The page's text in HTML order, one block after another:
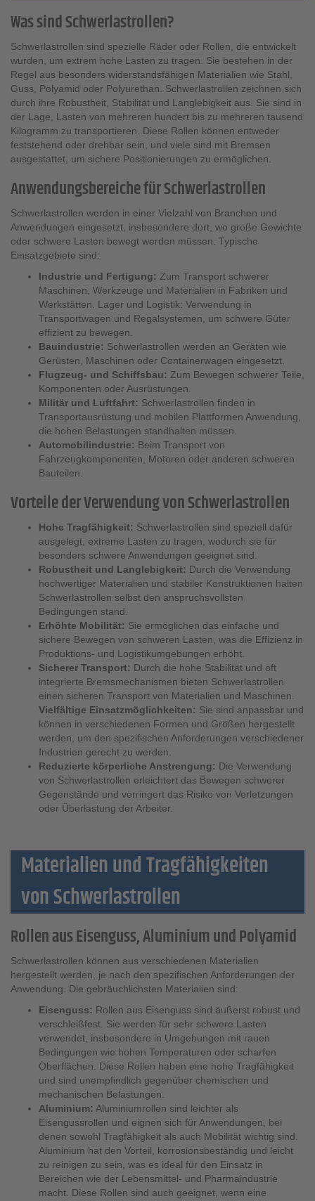
Was sind Schwerlastrollen?
Schwerlastrollen sind spezielle Räder oder Rollen, die entwickelt
wurden, um extrem hohe Lasten zu tragen. Sie bestehen in der
Regel aus besonders widerstandsfähigen Materialien wie Stahl,
Guss, Polyamid oder Polyurethan. Schwerlastrollen zeichnen sich
durch ihre Robustheit, Stabilität und Langlebigkeit aus. Sie sind in
der Lage, Lasten von mehreren hundert bis zu mehreren tausend
Kilogramm zu transportieren. Diese Rollen können entweder
feststehend oder drehbar sein, und viele sind mit Bremsen
ausgestattet, um sichere Positionierungen zu ermöglichen.
Anwendungsbereiche für Schwerlastrollen
Schwerlastrollen werden in einer Vielzahl von Branchen und
Anwendungen eingesetzt, insbesondere dort, wo große Gewichte
oder schwere Lasten bewegt werden müssen. Typische
Einsatzgebiete sind:
Industrie und Fertigung: Zum Transport schwerer
Maschinen, Werkzeuge und Materialien in Fabriken und
Werkstätten. Lager und Logistik: Verwendung in
Transportwagen und Regalsystemen, um schwere Güter
effizient zu bewegen.
Bauindustrie: Schwerlastrollen werden an Geräten wie
Gerüsten, Maschinen oder Containerwagen eingesetzt.
Flugzeug- und Schiffsbau: Zum Bewegen schwerer Teile,
Komponenten oder Ausrüstungen.
Militär und Luftfahrt: Schwerlastrollen finden in
Transportausrüstung und mobilen Plattformen Anwendung,
die hohen Belastungen standhalten müssen.
Automobilindustrie: Beim Transport von
Fahrzeugkomponenten, Motoren oder anderen schweren
Bauteilen.
Vorteile der Verwendung von Schwerlastrollen
Hohe Tragfähigkeit: Schwerlastrollen sind speziell dafür
ausgelegt, extreme Lasten zu tragen, wodurch sie für
besonders schwere Anwendungen geeignet sind.
Robustheit und Langlebigkeit: Durch die Verwendung
hochwertiger Materialien und stabiler Konstruktionen halten
Schwerlastrollen selbst den anspruchsvollsten
Bedingungen stand.
Erhöhte Mobilität: Sie ermöglichen das einfache und
sichere Bewegen von schweren Lasten, was die Effizienz in
Produktions- und Logistikumgebungen erhöht.
Sicherer Transport: Durch die hohe Stabilität und oft
integrierte Bremsmechanismen bieten Schwerlastrollen
einen sicheren Transport von Materialien und Maschinen.
Vielfältige Einsatzmöglichkeiten: Sie sind anpassbar und
können in verschiedenen Formen und Größen hergestellt
werden, um den spezifischen Anforderungen verschiedener
Industrien gerecht zu werden.
Reduzierte körperliche Anstrengung: Die Verwendung
von Schwerlastrollen erleichtert das Bewegen schwerer
Gegenstände und verringert das Risiko von Verletzungen
oder Überlastung der Arbeiter.
Materialien und Tragfähigkeiten
von Schwerlastrollen
Rollen aus Eisenguss, Aluminium und Polyamid
Schwerlastrollen können aus verschiedenen Materialien
hergestellt werden, je nach den spezifischen Anforderungen der
Anwendung. Die gebräuchlichsten Materialien sind:
Eisenguss: Rollen aus Eisenguss sind äußerst robust und
verschleißfest. Sie werden für sehr schwere Lasten
verwendet, insbesondere in Umgebungen mit rauen
Bedingungen wie hohen Temperaturen oder scharfen
Oberflächen. Diese Rollen haben eine hohe Tragfähigkeit
und sind unempfindlich gegenüber chemischen und
mechanischen Belastungen.
Aluminium: Aluminiumrollen sind leichter als
Eisengussrollen und eignen sich für Anwendungen, bei
denen sowohl Tragfähigkeit als auch Mobilität wichtig sind.
Aluminium hat den Vorteil, korrosionsbeständig und leicht
zu reinigen zu sein, was es ideal für den Einsatz in
Bereichen wie der Lebensmittel- und Pharmaindustrie
macht. Diese Rollen sind auch geeignet, wenn eine